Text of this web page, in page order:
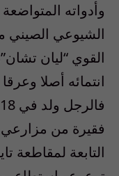
وأدواته
الشيوعي الصيني
القوي “ليان
انتمائه أصلا
فقيرة من
التابعة لمقاطعة